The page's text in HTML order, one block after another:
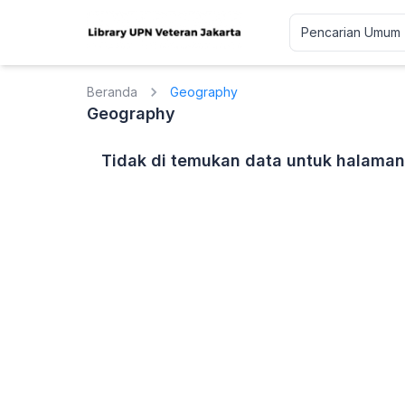
Beranda Geography
Geography
Tidak di temukan data untuk